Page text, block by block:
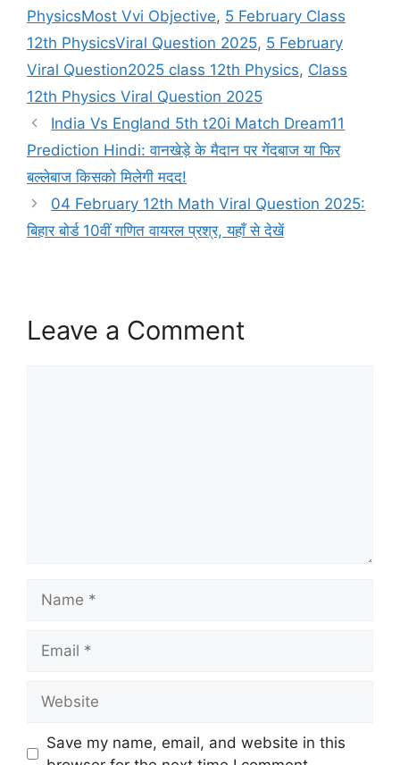
PhysicsMost Vvi Objective, 5 February Class
12th PhysicsViral Question 2025, 5 February
Viral Question2025 class 12th Physics, Class
12th Physics Viral Question 2025
India Vs England 5th t20i Match Dream11
Prediction Hindi: वानखेड़े के मैदान पर गेंदबाज या फिर
बल्लेबाज किसको मिलेगी मदद!
04 February 12th Math Viral Question 2025:
बिहार बोर्ड 10वीं गणित वायरल प्रश्र, यहाँ से देखें
Leave a Comment
Save my name, email, and website in this